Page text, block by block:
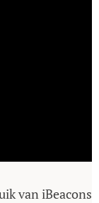
van iBeacons